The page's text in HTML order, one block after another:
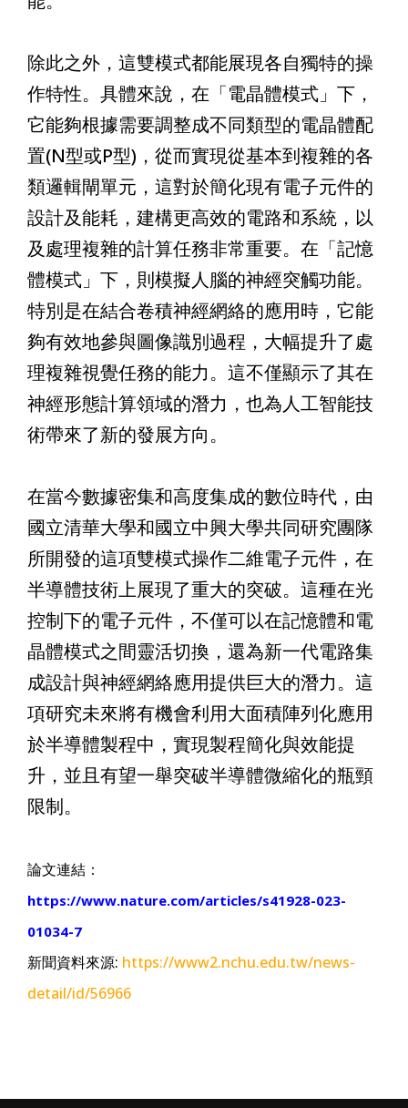
除此之外，這雙模式都能展現各自獨特的操
作特性。具體來說，在「電晶體模式」下，
它能夠根據需要調整成不同類型的電晶體配
置(N型或P型)，從而實現從基本到複雜的各
類邏輯閘單元，這對於簡化現有電子元件的
設計及能耗，建構更高效的電路和系統，以
及處理複雜的計算任務非常重要。在「記憶
體模式」下，則模擬人腦的神經突觸功能。
特別是在結合卷積神經網絡的應用時，它能
夠有效地參與圖像識別過程，大幅提升了處
理複雜視覺任務的能力。這不僅顯示了其在
神經形態計算領域的潛力，也為人工智能技
術帶來了新的發展方向。
在當今數據密集和高度集成的數位時代，由
國立清華大學和國立中興大學共同研究團隊
所開發的這項雙模式操作二維電子元件，在
半導體技術上展現了重大的突破。這種在光
控制下的電子元件，不僅可以在記憶體和電
晶體模式之間靈活切換，還為新一代電路集
成設計與神經網絡應用提供巨大的潛力。這
項研究未來將有機會利用大面積陣列化應用
於半導體製程中，實現製程簡化與效能提
升，並且有望一舉突破半導體微縮化的瓶頸
限制。
論文連結：
https://www.nature.com/articles/s41928-023-
01034-7
新聞資料來源: https://www2.nchu.edu.tw/news-
detail/id/56966